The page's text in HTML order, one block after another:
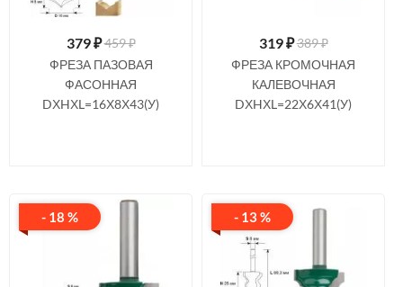
379₽459 ₽
ФРЕЗА ПАЗОВАЯ
ФАСОННАЯ
DХHХL=16Х8Х43(У)
319₽389 ₽
ФРЕЗА КРОМОЧНАЯ
КАЛЕВОЧНАЯ
DХHХL=22Х6Х41(У)
- 18 % - 13 %